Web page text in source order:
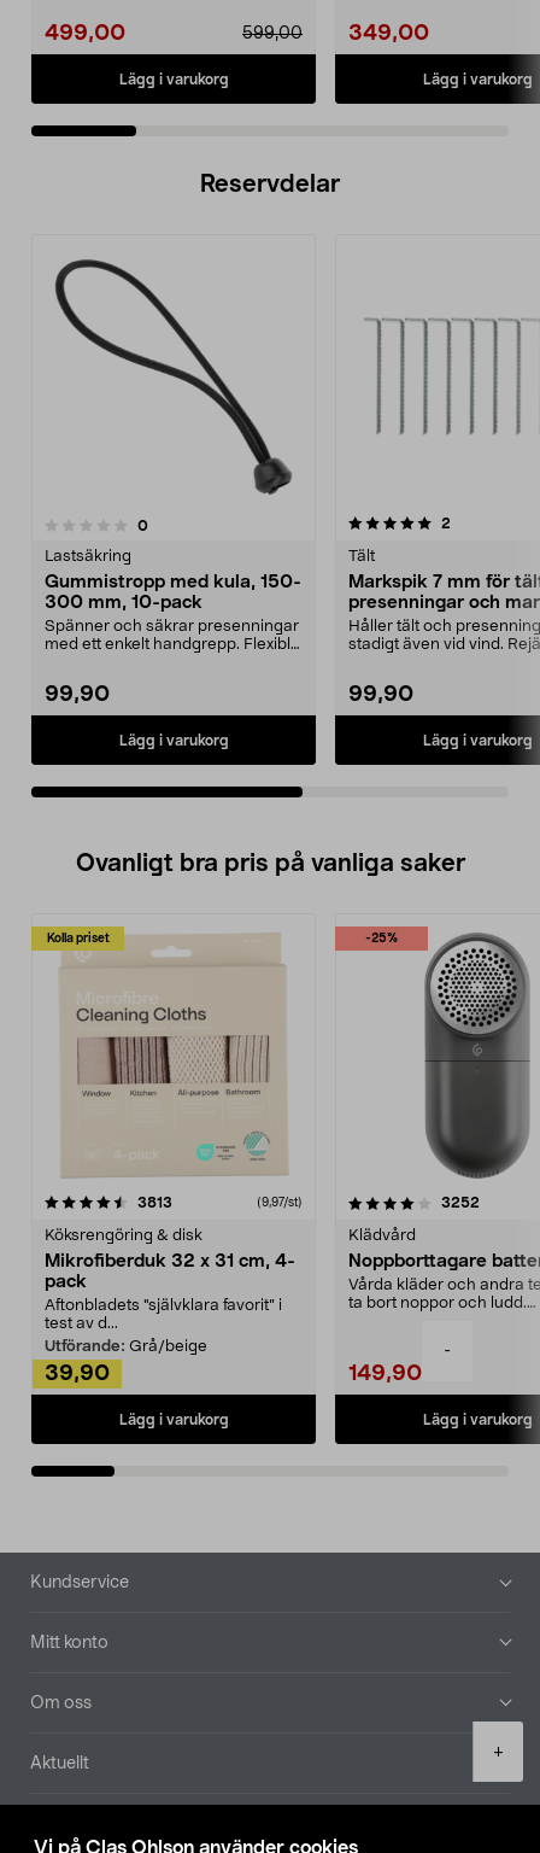
Vi på Clas Ohlson använder cookies
-
+
499,00 599,00
Lägg i varukorg
349,00
Lägg i varukorg
Reservdelar
0recensioner
Lastsäkring
Gummistropp med kula, 150-
300 mm, 10-pack
Spänner och säkrar presenningar
med ett enkelt handgrepp. Flexibla
99,90
Lägg i varukorg
5.0av 5 stjärnor 2
Tält
Markspik 7 mm för
presenningar och
10-pack
Håller tält och
stadigt även vid vind.
99,90
Lägg i varukorg
5.0av 5 stjärnor
Ovanligt bra pris på vanliga saker
Kolla priset
3813 (9,97/st)
Köksrengöring & disk
Mikrofiberduk 32 x 31 cm, 4-
pack
Aftonbladets "självklara favorit” i
test av d...
Utförande: Grå/beige
39,90
Lägg i varukorg
-25%
4.0av 5 stjärnor 3252
Klädvård
Noppborttagare
Vårda kläder och andra
ta bort noppor och ludd.
149,90
Lägg i varukorg
4.5av 5 stjärnor
Sidfot
Kundservice
Mitt konto
Om oss
Aktuellt